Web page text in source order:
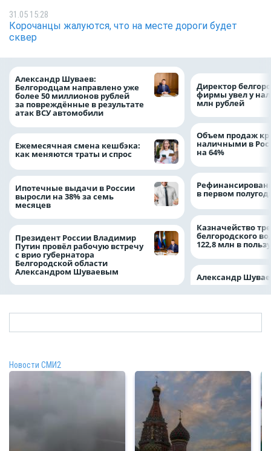
31.05 15:28
Корочанцы жалуются, что на месте дороги будет
сквер
Александр Шуваев:
Белгородцам направлено уже
более 50 миллионов рублей
за повреждённые в результате
атак ВСУ автомобили
Ежемесячная смена кешбэка:
как меняются траты и спрос
Ипотечные выдачи в России
выросли на 38% за семь
месяцев
Президент России Владимир
Путин провёл рабочую встречу
с врио губернатора
Белгородской области
Александром Шуваевым
Директор
фирмы увел у
млн рублей
Объем продаж
наличными в
на 64%
в первом
Казначейство
белгородского
122,8 млн в
Александр
Новости СМИ2